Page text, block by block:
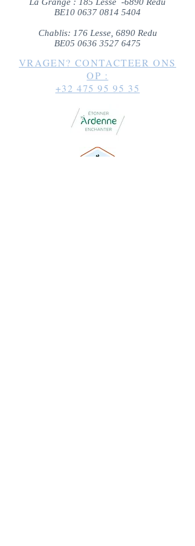
BE10 0637 0814 5404
Chablis: 176 Lesse, 6890 Redu
BE05 0636 3527 6475
VRAGEN? CONTACTEER ONS
OP :
+32 475 95 95 35